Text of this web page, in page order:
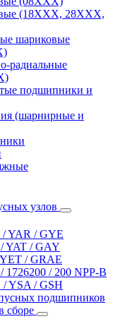
(18XXX, 28XXХ,
шариковые
радиальные
подшипники и
(шарнирные и
узлов
YAR / GYE
YAT / GAY
/ GRAE
/ 200 NPP-B
YSA / GSH
подшипников
сборе